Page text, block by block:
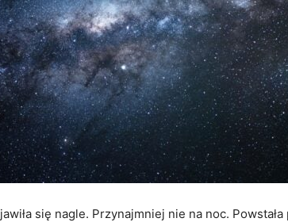
się nagle. Przynajmniej nie na noc.